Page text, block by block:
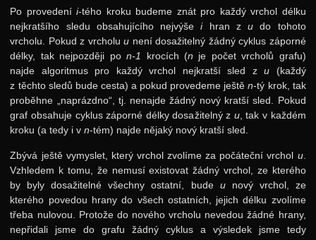
Po provedeníi-tého kroku budeme znát pro každý vrchol délku
nejkratšího sledu obsahujícího nejvýšeihran zu do tohoto
vrcholu. Pokud z vrcholuu není dosažitelný žádný cyklus záporné
délky, tak nejpozději pon-1 krocích (n je počet vrcholů grafu)
najde algoritmus pro každý vrchol nejkratší sled zu (každý
z těchto sledů bude cesta) a pokud provedeme ještěn-tý krok, tak
proběhne „naprázdno“, tj. nenajde žádný nový kratší sled. Pokud
graf obsahuje cyklus záporné délky dosažitelný z u, tak v každém
kroku (a tedy i vn-tém) najde nějaký nový kratší sled.
Zbývá ještě vymyslet, který vrchol zvolíme za počáteční vrchol u.
Vzhledem k tomu, že nemusí existovat žádný vrchol, ze kterého
by byly dosažitelné všechny ostatní, bude unový vrchol, ze
kterého povedou hrany do všech ostatních, jejich délku zvolíme
třeba nulovou. Protože do nového vrcholu nevedou žádné hrany,
nepřidali jsme do grafu žádný cyklus a výsledek jsme tedy